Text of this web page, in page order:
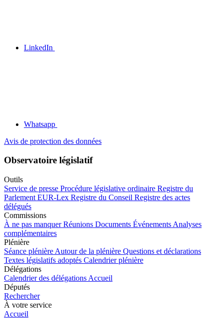
LinkedIn
Whatsapp
Avis de protection des données
Observatoire législatif
Outils
Service de presse Procédure législative ordinaire Registre du
Parlement EUR-Lex Registre du Conseil Registre des actes
délégués
Commissions
À ne pas manquer Réunions Documents Événements Analyses
complémentaires
Plénière
Séance plénière Autour de la plénière Questions et déclarations
Textes législatifs adoptés Calendrier plénière
Délégations
Calendrier des délégations Accueil
Députés
Rechercher
À votre service
Accueil